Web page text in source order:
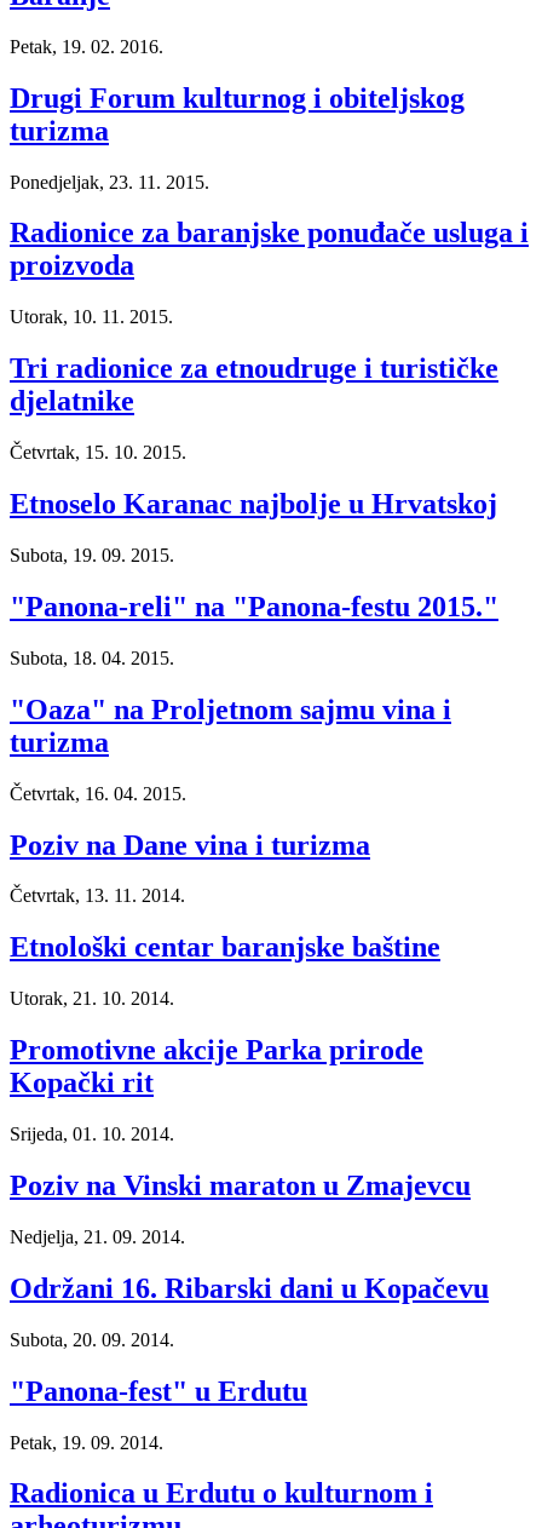
Petak, 19. 02. 2016.
Drugi Forum kulturnog i obiteljskog
turizma
Ponedjeljak, 23. 11. 2015.
Radionice za baranjske ponuđače usluga i
proizvoda
Utorak, 10. 11. 2015.
Tri radionice za etnoudruge i turističke
djelatnike
Četvrtak, 15. 10. 2015.
Etnoselo Karanac najbolje u Hrvatskoj
Subota, 19. 09. 2015.
"Panona-reli" na "Panona-festu 2015."
Subota, 18. 04. 2015.
"Oaza" na Proljetnom sajmu vina i
turizma
Četvrtak, 16. 04. 2015.
Poziv na Dane vina i turizma
Četvrtak, 13. 11. 2014.
Etnološki centar baranjske baštine
Utorak, 21. 10. 2014.
Promotivne akcije Parka prirode
Kopački rit
Srijeda, 01. 10. 2014.
Poziv na Vinski maraton u Zmajevcu
Nedjelja, 21. 09. 2014.
Održani 16. Ribarski dani u Kopačevu
Subota, 20. 09. 2014.
"Panona-fest" u Erdutu
Petak, 19. 09. 2014.
Radionica u Erdutu o kulturnom i